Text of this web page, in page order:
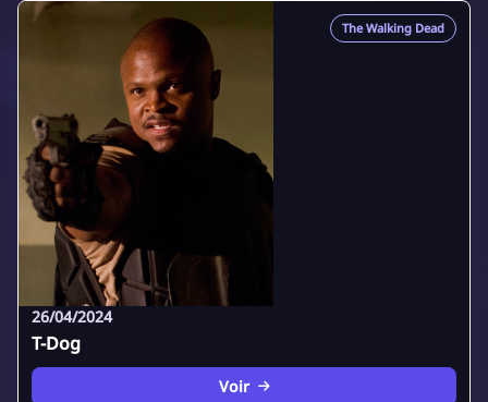
The Walking Dead
26/04/2024
T-Dog
Voir